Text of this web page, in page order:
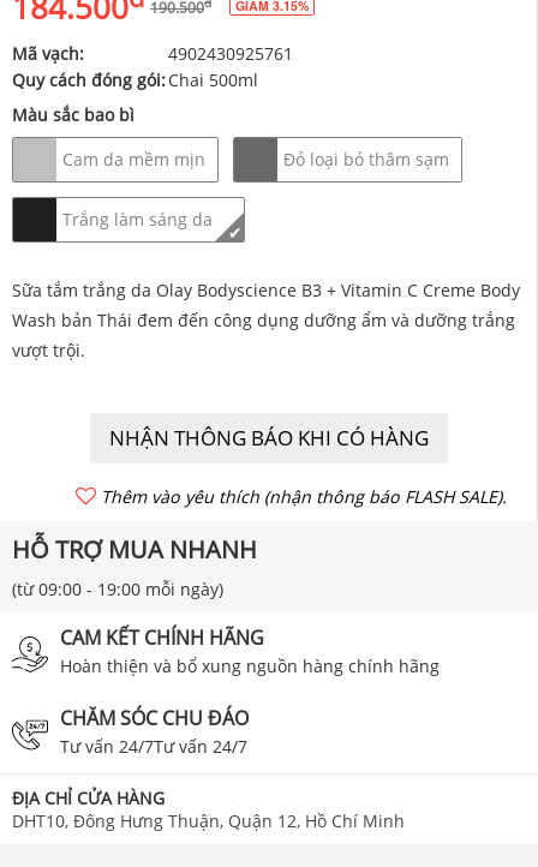
190.500 GIẢM 3.15%
Mã vạch:
4902430925761
Quy cách đóng gói:Chai 500ml
Màu sắc bao bì
Cam da mềm mịn
Đỏ loại bỏ thâm sạm
Trắng làm sáng da
✔
Sữa tắm trắng da Olay Bodyscience B3 + Vitamin C Creme Body
Wash bản Thái đem đến công dụng dưỡng ẩm và dưỡng trắng
vượt trội.
NHẬN THÔNG BÁO KHI CÓ HÀNG
Thêm vào yêu thích (nhận thông báo FLASH SALE).
HỖ TRỢ MUA NHANH
(từ 09:00 - 19:00 mỗi ngày)
CAM KẾT CHÍNH HÃNG
Hoàn thiện và bổ xung nguồn hàng chính hãng
CHĂM SÓC CHU ĐÁO
Tư vấn 24/7Tư vấn 24/7
ĐỊA CHỈ CỬA HÀNG
DHT10, Đông Hưng Thuận, Quận 12, Hồ Chí Minh